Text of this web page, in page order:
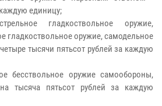
единицу;
гладкоствольное оружие,
гладкоствольное оружие, самодельное
тысячи пятьсот рублей за каждую
бесствольное оружие самообороны,
тысяча пятьсот рублей за каждую